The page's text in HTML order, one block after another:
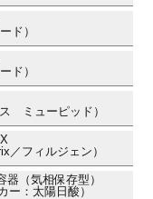
ド）
ド）
ミューピッド）
フィルジェン）
（気相保存型）
：太陽日酸）